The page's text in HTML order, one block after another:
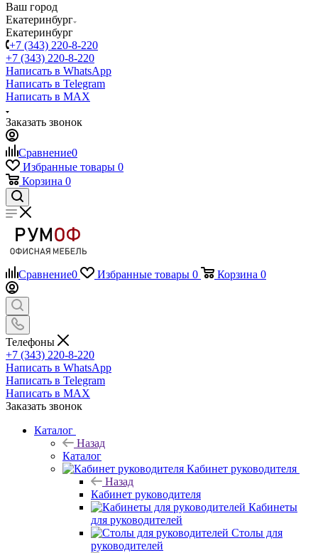
Ваш город
Екатеринбург
Екатеринбург
+7 (343) 220-8-220
+7 (343) 220-8-220
Написать в WhatsApp
Написать в Telegram
Написать в MAX
Заказать звонок
Сравнение0
Избранные товары 0
Корзина 0
Сравнение0 Избранные товары 0 Корзина 0
Телефоны
+7 (343) 220-8-220
Написать в WhatsApp
Написать в Telegram
Написать в MAX
Заказать звонок
Каталог
Назад
Каталог
Кабинет руководителя
Назад
Кабинет руководителя
Кабинеты
для руководителей
Столы для
руководителей